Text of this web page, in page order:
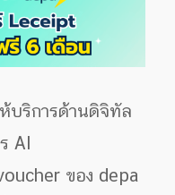
บริการด้านดิจิทัล
AI
ของ depa